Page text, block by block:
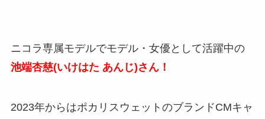
ニコラ専属モデルでモデル・女優として活躍中の
池端杏慈(いけはた あんじ)さん！
2023年からはポカリスウェットのブランドCMキャ